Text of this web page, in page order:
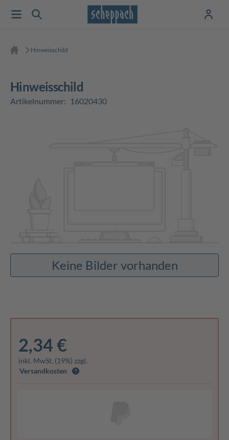
Hinweisschild
Hinweisschild
Artikelnummer: 16020430
Keine Bilder vorhanden
2,34 €
inkl. MwSt. (19%) zzgl.
Versandkosten